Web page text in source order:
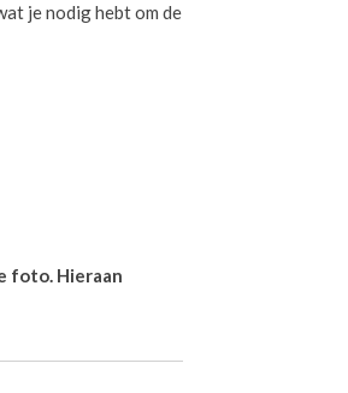
je nodig hebt om de
foto. Hieraan